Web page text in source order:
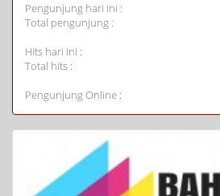
Pengunjung hari ini :
Total pengunjung :
Hits hari ini :
Total hits :
Pengunjung Online :